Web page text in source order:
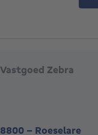
Vastgoed Zebra
8800 - Roeselare